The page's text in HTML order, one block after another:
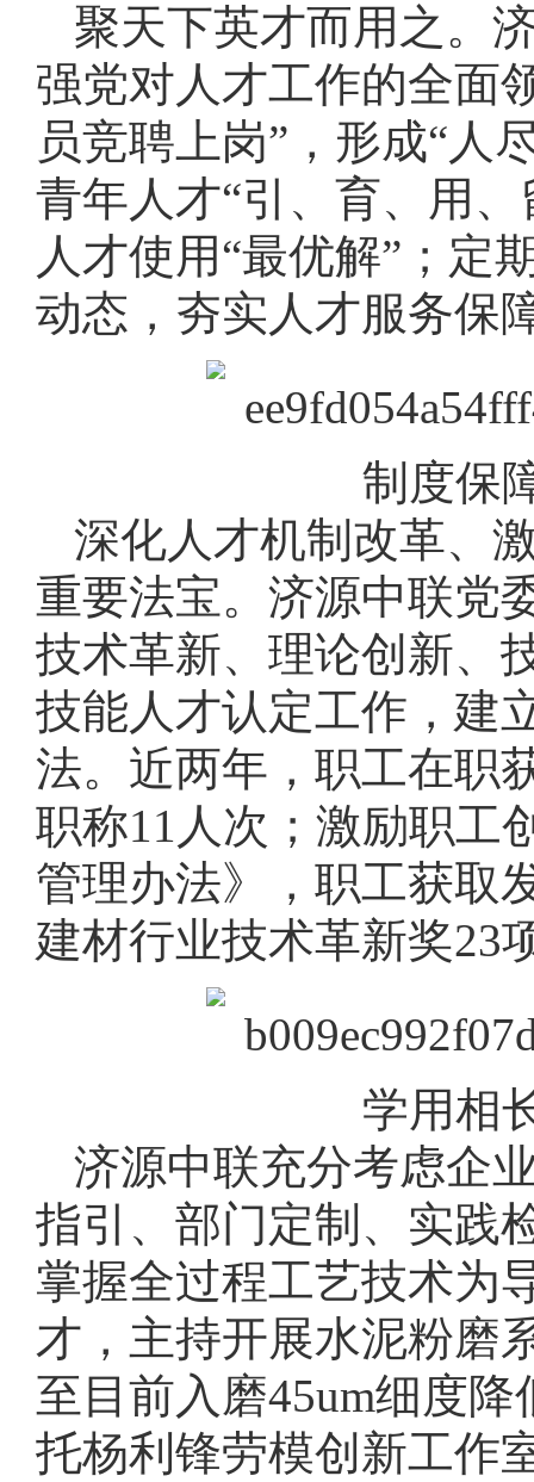
聚天下英才而用之。
强党对人才工作的全面
员竞聘上岗”，形成“人
青年人才“引、育、用
人才使用“最优解”；定
动态，夯实人才服务保
制度保
深化人才机制改革、
重要法宝。济源中联党
技术革新、理论创新、
技能人才认定工作，建
法。近两年，职工在职
职称11人次；激励职工
管理办法》，职工获取
建材行业技术革新奖23
学用相
济源中联充分考虑企
指引、部门定制、实践
掌握全过程工艺技术为
才，主持开展水泥粉磨
至目前入磨45um细度
托杨利锋劳模创新工作